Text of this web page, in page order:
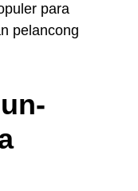
para
pelancong